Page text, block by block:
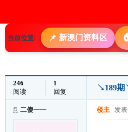
当前位置: 📌 新澳门资料区
246
阅读
1
回复
↘189期
二傻一一 楼主 发